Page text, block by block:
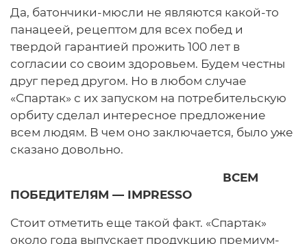
Да, батончики-мюсли не являются какой-то
панацеей, рецептом для всех побед и
твердой гарантией прожить 100 лет в
согласии со своим здоровьем. Будем честны
друг перед другом. Но в любом случае
«Спартак» с их запуском на потребительскую
орбиту сделал интересное предложение
всем людям. В чем оно заключается, было уже
сказано довольно.
ВСЕМ
ПОБЕДИТЕЛЯМ — IMPRESSO
Стоит отметить еще такой факт. «Спартак»
около года выпускает продукцию премиум-